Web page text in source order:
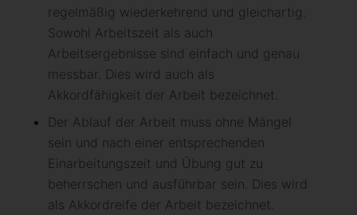
regelmäßig wiederkehrend und gleichartig.
Sowohl Arbeitszeit als auch
Arbeitsergebnisse sind einfach und genau
messbar. Dies wird auch als
Akkordfähigkeit der Arbeit bezeichnet.
Der Ablauf der Arbeit muss ohne Mängel
sein und nach einer entsprechenden
Einarbeitungszeit und Übung gut zu
beherrschen und ausführbar sein. Dies wird
als Akkordreife der Arbeit bezeichnet.